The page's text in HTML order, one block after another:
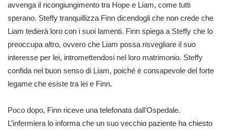
avvenga il ricongiungimento tra Hope e Liam, come tutti
sperano. Steffy tranquillizza Finn dicendogli che non crede che
Liam tedierà loro con i suoi lamenti. Finn spiega a Steffy che lo
preoccupa altro, ovvero che Liam possa risvegliare il suo
interesse per lei, intromettendosi nel loro matrimonio. Steffy
confida nel buon senso di Liam, poiché è consapevole del forte
legame che esiste tra lei e Finn.
Poco dopo, Finn riceve una telefonata dall’Ospedale.
L’infermiera lo informa che un suo vecchio paziente ha chiesto